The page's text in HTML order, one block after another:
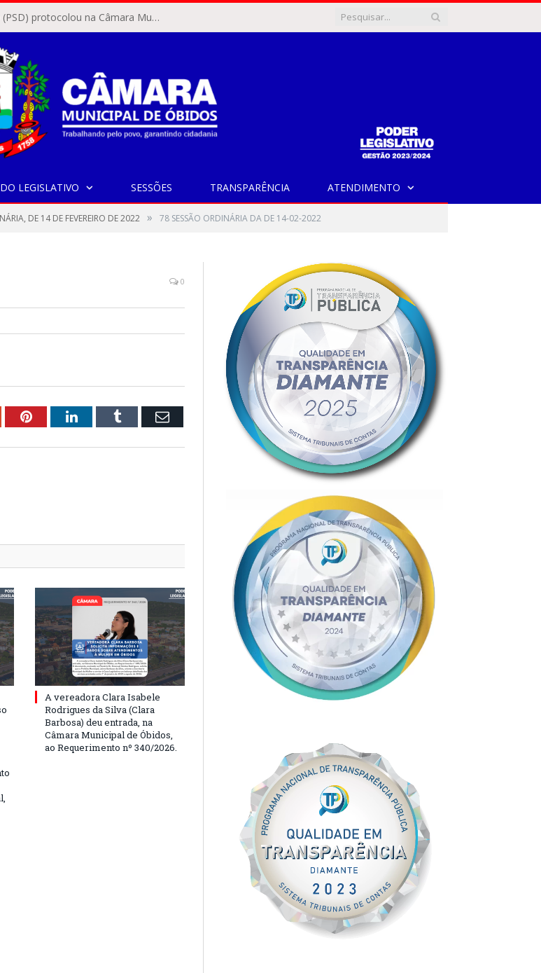
O vereador Rylder Ribeiro Afonso (PSD) protocolou na Câmara Municipal de Óbidos o Requerimento nº 346/2026.
LEGISLATIVO SESSÕES TRANSPARÊNCIA ATENDIMENTO
DE 14 DE FEVEREIRO DE 2022 » 78 SESSÃO ORDINÁRIA DA DE 14-02-2022
0
PinterestLinkedInTumblr Email
A vereadora Clara Isabele
Rodrigues da Silva (Clara
Barbosa) deu entrada, na
Câmara Municipal de Óbidos,
ao Requerimento nº 340/2026.